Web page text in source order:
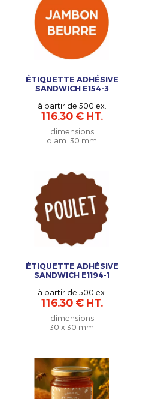
ÉTIQUETTE ADHÉSIVE
SANDWICH E154-3
à partir de 500 ex.
116.30 € HT.
dimensions
diam. 30 mm
ÉTIQUETTE ADHÉSIVE
SANDWICH E1194-1
à partir de 500 ex.
116.30 € HT.
dimensions
30 x 30 mm